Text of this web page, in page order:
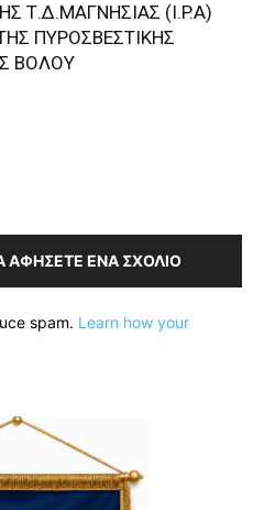
Τ.Δ.ΜΑΓΝΗΣΙΑΣ (I.P.A)
ΠΥΡΟΣΒΕΣΤΙΚΗΣ
ΒΟΛΟΥ
ΑΦΉΣΕΤΕ ΈΝΑ ΣΧΌΛΙΟ
spam. Learn how your